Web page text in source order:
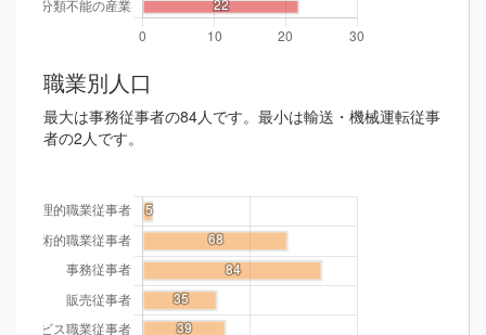
職業別人口
最大は事務従事者の84人です。最小は輸送・機械運転従事
者の2人です。